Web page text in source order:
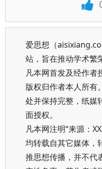
爱思想（
站，旨在推动学术繁
凡本网首发及经作者
版权归作者本人所有
处并保持完整，纸媒
面授权。
凡本网注明“来源：
均转载自其它媒体，
推思想传播，并不代